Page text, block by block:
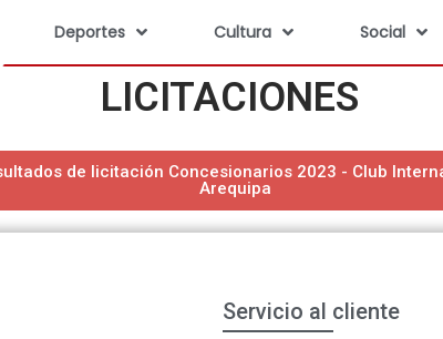
Deportes Cultura Social
LICITACIONES
de licitación Concesionarios 2023 - Club
Arequipa
Servicio al cliente